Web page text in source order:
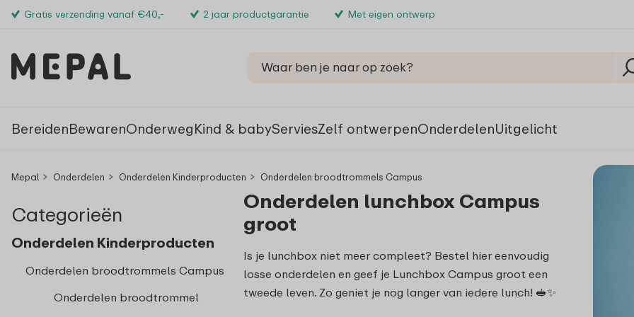
Gratis verzending vanaf €40,- 2 jaar productgarantie Met eigen ontwerp
BereidenBewarenOnderwegKind & babyServiesZelf ontwerpenOnderdelenUitgelicht
Mepal Onderdelen Onderdelen Kinderproducten Onderdelen broodtrommels Campus
Categorieën
Onderdelen Kinderproducten
Onderdelen broodtrommels Campus
Onderdelen broodtrommel
Onderdelen lunchbox Campus
groot
Is je lunchbox niet meer compleet? Bestel hier eenvoudig
losse onderdelen en geef je Lunchbox Campus groot een
tweede leven. Zo geniet je nog langer van iedere lunch! 🥪✨